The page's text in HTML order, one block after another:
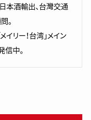
本酒輸出、台灣交通
。
リー！台湾」メイン
信中。